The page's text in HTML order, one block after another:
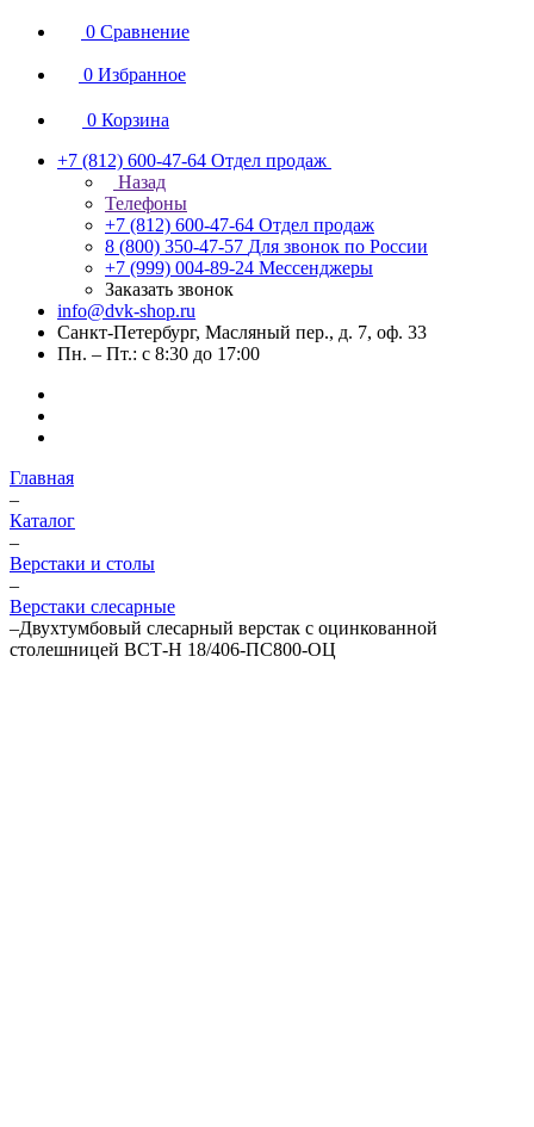
0 Сравнение
0 Избранное
0 Корзина
+7 (812) 600-47-64 Отдел продаж
Назад
Телефоны
+7 (812) 600-47-64 Отдел продаж
8 (800) 350-47-57 Для звонок по России
+7 (999) 004-89-24 Мессенджеры
Заказать звонок
info@dvk-shop.ru
Санкт-Петербург, Масляный пер., д. 7, оф. 33
Пн. – Пт.: с 8:30 до 17:00
Главная
–
Каталог
–
Верстаки и столы
–
Верстаки слесарные
–Двухтумбовый слесарный верстак с оцинкованной
столешницей ВСТ-Н 18/406-ПС800-ОЦ